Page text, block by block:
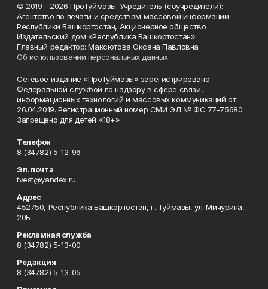
© 2019 - 2026 ПроТуймазы. Учредитель (соучредители):
Агентство по печати и средствам массовой информации
Республики Башкортостан, Акционерное общество
Издательский дом «Республика Башкортостан»
Главный редактор: Максютова Оксана Павловна
Об использовании персональных данных
Сетевое издание «ПроТуймазы» зарегистрировано
Федеральной службой по надзору в сфере связи,
информационных технологий и массовых коммуникаций от
26.04.2019. Регистрационный номер СМИ ЭЛ № ФС 77-75680.
Запрещено для детей «18+»
Телефон
8 (34782) 5-12-96
Эл. почта
tvest@yandex.ru
Адрес
452750, Республика Башкортостан, г. Туймазы, ул. Мичурина,
20Б
Рекламная служба
8 (34782) 5-13-00
Редакция
8 (34782) 5-13-05